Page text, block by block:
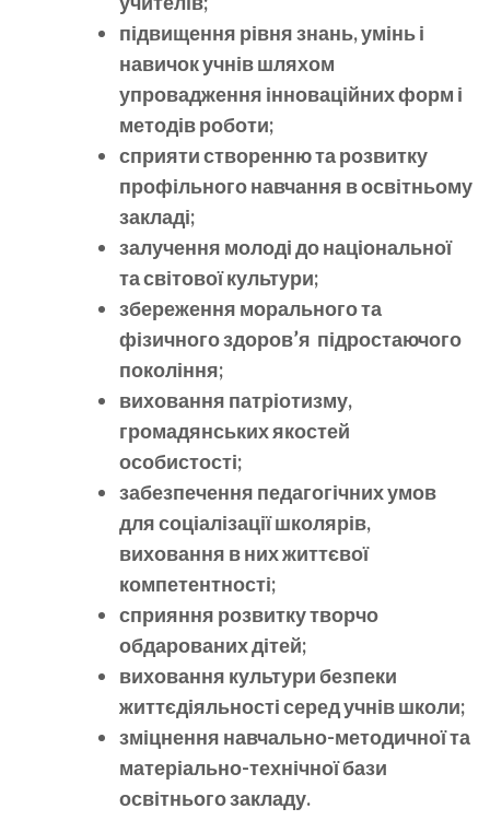
підвищення рівня знань, умінь і
навичок учнів шляхом
упровадження інноваційних форм і
методів роботи;
сприяти створенню та розвитку
профільного навчання в освітньому
закладі;
залучення молоді до національної
та світової культури;
збереження морального та
фізичного здоров’я підростаючого
покоління;
виховання патріотизму,
громадянських якостей
особистості;
забезпечення педагогічних умов
для соціалізації школярів,
виховання в них життєвої
компетентності;
сприяння розвитку творчо
обдарованих дітей;
виховання культури безпеки
життєдіяльності серед учнів школи;
зміцнення навчально-методичної та
матеріально-технічної бази
освітнього закладу.